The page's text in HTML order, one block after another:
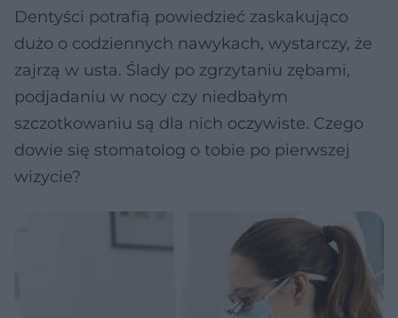
Dentyści potrafią powiedzieć zaskakująco
dużo o codziennych nawykach, wystarczy, że
zajrzą w usta. Ślady po zgrzytaniu zębami,
podjadaniu w nocy czy niedbałym
szczotkowaniu są dla nich oczywiste. Czego
dowie się stomatolog o tobie po pierwszej
wizycie?